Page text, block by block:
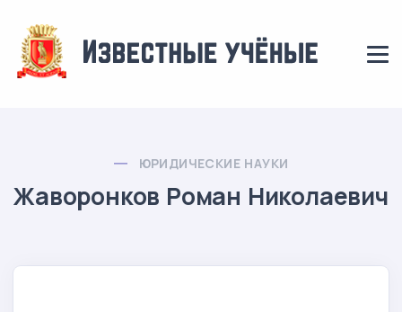
ЮРИДИЧЕСКИЕ НАУКИ
Жаворонков Роман Николаевич